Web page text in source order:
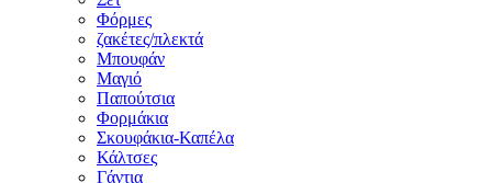
Φόρμες
ζακέτες/πλεκτά
Μπουφάν
Μαγιό
Παπούτσια
Φορμάκια
Σκουφάκια-Καπέλα
Κάλτσες
Γάντια